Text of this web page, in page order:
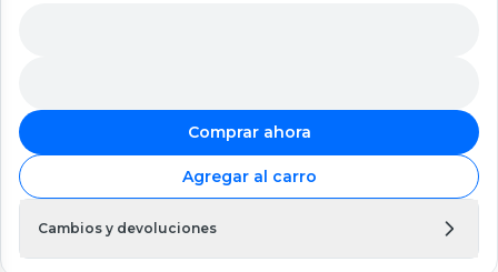
Comprar ahora
Agregar al carro
Cambios y devoluciones